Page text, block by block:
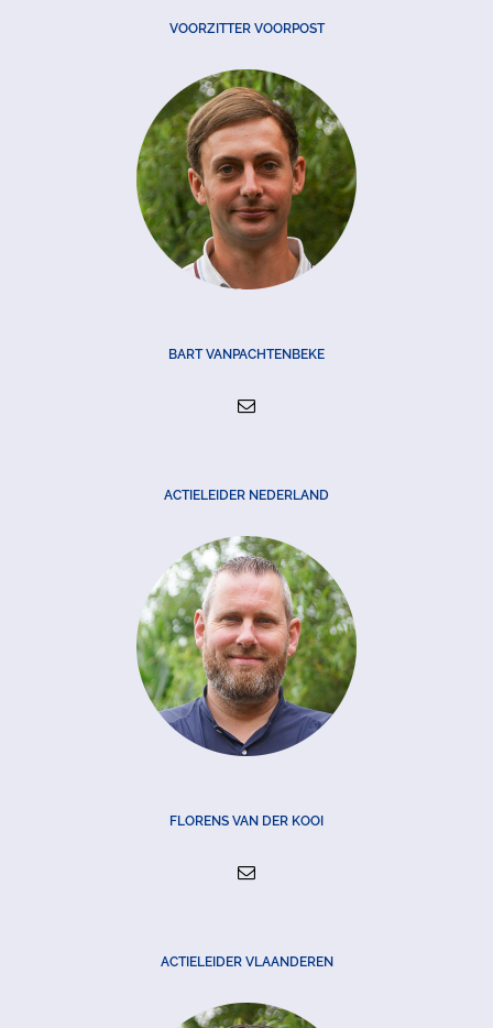
VOORZITTER VOORPOST
BART VANPACHTENBEKE
ACTIELEIDER NEDERLAND
FLORENS VAN DER KOOI
ACTIELEIDER VLAANDEREN